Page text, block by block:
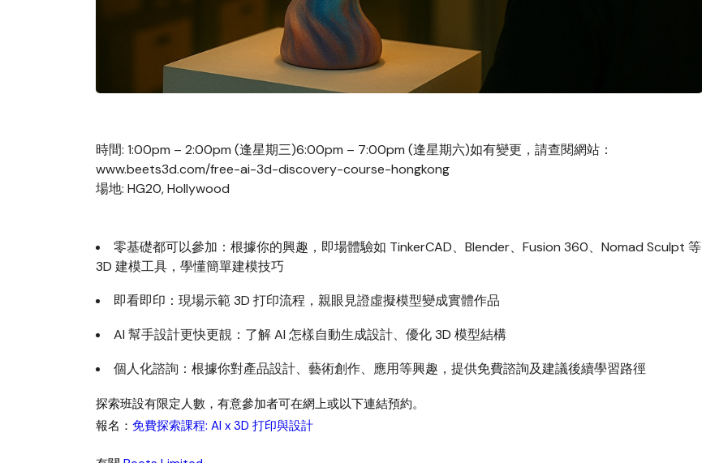
時間: 1:00pm – 2:00pm (逢星期三)6:00pm – 7:00pm (逢星期六)如有變更，請查閱網站：
www.beets3d.com/free-ai-3d-discovery-course-hongkong
場地: HG20, Hollywood
零基礎都可以參加：根據你的興趣，即場體驗如 TinkerCAD、Blender、Fusion 360、Nomad Sculpt 等
3D 建模工具，學懂簡單建模技巧
即看即印：現場示範 3D 打印流程，親眼見證虛擬模型變成實體作品
AI 幫手設計更快更靚：了解 AI 怎樣自動生成設計、優化 3D 模型結構
個人化諮詢：根據你對產品設計、藝術創作、應用等興趣，提供免費諮詢及建議後續學習路徑
探索班設有限定人數，有意參加者可在網上或以下連結預約。
報名： 免費探索課程: AI x 3D 打印與設計